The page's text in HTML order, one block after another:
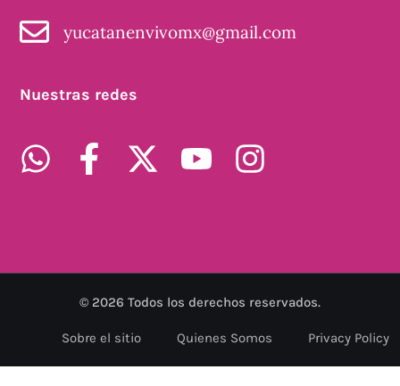
yucatanenvivomx@gmail.com
Nuestras redes
© 2026 Todos los derechos reservados.
Sobre el sitio Quienes Somos Privacy Policy